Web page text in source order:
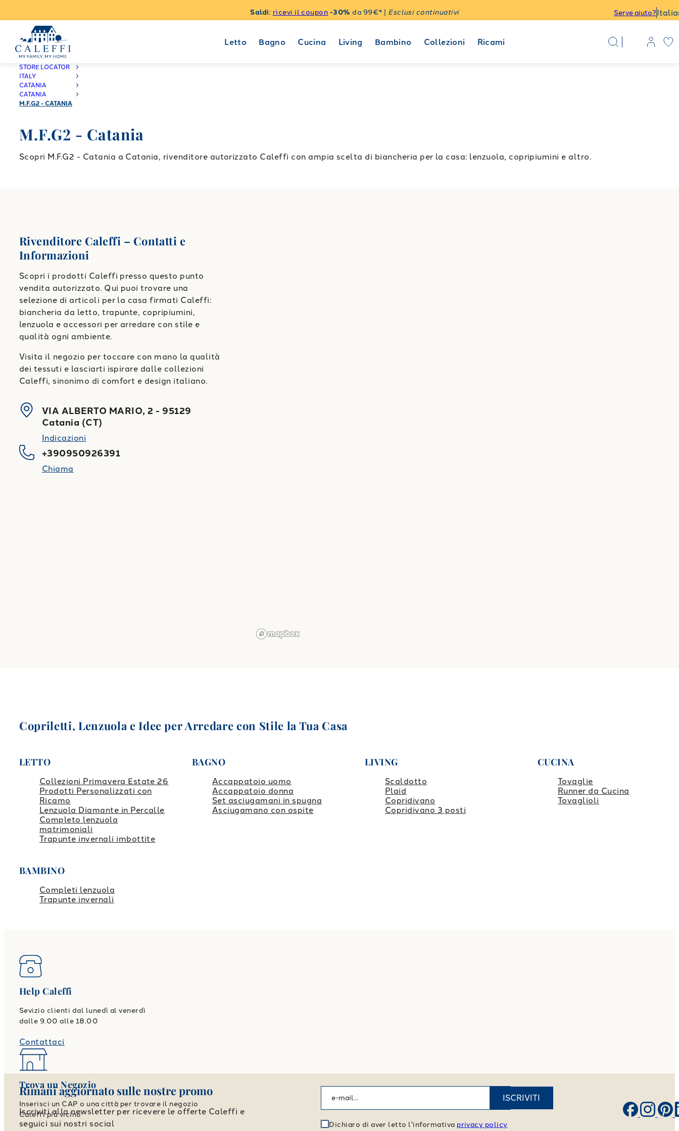
Saldi: ricevi il coupon -30% da 99€* | Esclusi continuativi Serve aiuto?
Letto Bagno Cucina Living Bambino Collezioni Ricami
CALEFFI
STORE LOCATOR
ITALY
CATANIA
CATANIA
M.F.G2 - CATANIA
M.F.G2 - Catania
Scopri M.F.G2 - Catania a Catania, rivenditore autorizzato Caleffi con ampia scelta di biancheria per la casa: lenzuola, copripiumini e altro.
Rivenditore Caleffi – Contatti e
Informazioni
Scopri i prodotti Caleffi presso questo punto
vendita autorizzato. Qui puoi trovare una
selezione di articoli per la casa firmati Caleffi:
biancheria da letto, trapunte, copripiumini,
lenzuola e accessori per arredare con stile e
qualità ogni ambiente.
Visita il negozio per toccare con mano la qualità
dei tessuti e lasciarti ispirare dalle collezioni
Caleffi, sinonimo di comfort e design italiano.
VIA ALBERTO MARIO, 2 - 95129
Catania (CT)
Indicazioni
+390950926391
Chiama
Copriletti, Lenzuola e Idee per Arredare con Stile la Tua Casa
LETTO
Collezioni Primavera Estate 26
Prodotti Personalizzati con
Ricamo
Lenzuola Diamante in Percalle
Completo lenzuola
matrimoniali
Trapunte invernali imbottite
BAGNO
Accappatoio uomo
Accappatoio donna
Set asciugamani in spugna
Asciugamano con ospite
LIVING
Scaldotto
Plaid
Copridivano
Copridivano 3 posti
CUCINA
Tovaglie
Runner da Cucina
Tovaglioli
BAMBINO
Completi lenzuola
Trapunte invernali
Help Caleffi
Sevizio clienti dal lunedì al venerdì
dalle 9.00 alle 18.00
Contattaci
Trova un Negozio
Inserisci un CAP o una città per trovare il negozio
Caleffi più vicino
Rimani aggiornato sulle nostre promo
Iscriviti alla newsletter per ricevere le offerte Caleffi e
seguici sui nostri social
ISCRIVITI
Dichiaro di aver letto l'informativa privacy policy